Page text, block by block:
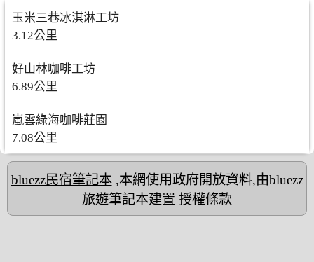
玉米三巷冰淇淋工坊
3.12公里
好山林咖啡工坊
6.89公里
嵐雲綠海咖啡莊園
7.08公里
bluezz民宿筆記本,本網使用政府開放資料,由bluezz
旅遊筆記本建置 授權條款